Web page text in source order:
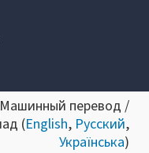
перевод /
(English, Русский,
Українська)